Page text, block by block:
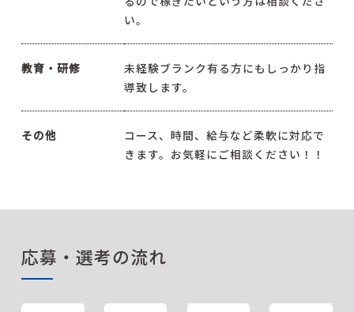
い。
教育・研修
未経験ブランク有る方にもしっかり指
導致します。
その他
コース、時間、給与など柔軟に対応で
きます。お気軽にご相談ください！！
応募・選考の流れ